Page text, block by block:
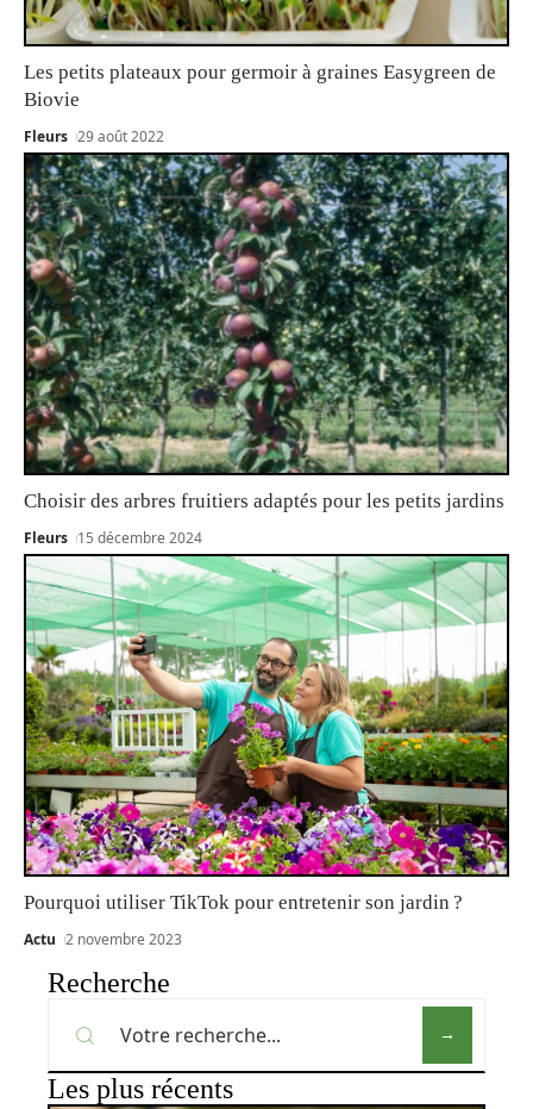
Les petits plateaux pour germoir à graines Easygreen de
Biovie
Fleurs 29 août 2022
Choisir des arbres fruitiers adaptés pour les petits jardins
Fleurs 15 décembre 2024
Pourquoi utiliser TikTok pour entretenir son jardin ?
Actu 2 novembre 2023
Recherche
Les plus récents